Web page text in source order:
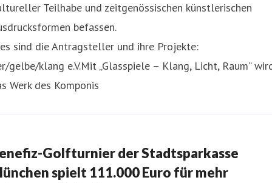
Teilhabe und zeitgenössischen künstlerischen
befassen.
sind die Antragsteller und ihre Projekte:
gelbe/klang e.V.Mit „Glasspiele – Klang, Licht, Raum“
Werk des Komponis
Golfturnier der Stadtsparkasse
spielt 111.000 Euro für mehr